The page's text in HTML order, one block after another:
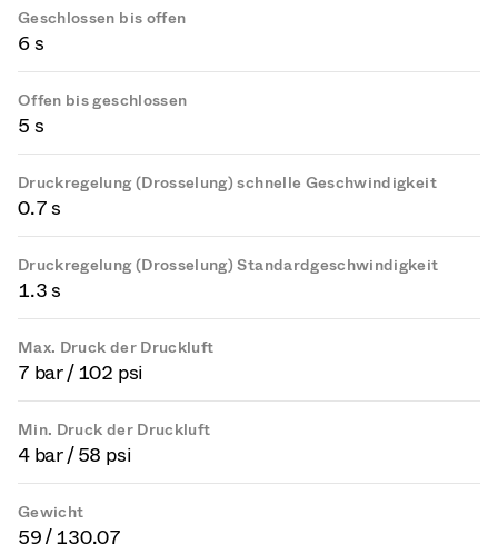
Geschlossen bis offen
6 s
Offen bis geschlossen
5 s
Druckregelung (Drosselung) schnelle Geschwindigkeit
0.7 s
Druckregelung (Drosselung) Standardgeschwindigkeit
1.3 s
Max. Druck der Druckluft
7 bar / 102 psi
Min. Druck der Druckluft
4 bar / 58 psi
Gewicht
59 / 130.07